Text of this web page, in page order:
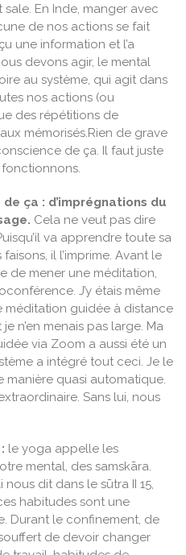
sale. En Inde, manger avec
de nos actions se fait
une information et l’a
devons agir, le mental
au système, qui agit dans
nos actions (ou
des répétitions de
mémorisés.Rien de grave
de ça. Il faut juste
ça : d’imprégnations du
Cela ne veut pas dire
va apprendre toute sa
il l’imprime. Avant le
de mener une méditation,
J’y étais même
méditation guidée à distance
n’en menais pas large. Ma
via Zoom a aussi été un
a intégré tout ceci. Je le
manière quasi automatique.
Sans lui, nous
le yoga appelle les
mental, des samskāra.
nous dit dans le sūtra II 15,
habitudes sont une
Durant le confinement, de
de devoir changer